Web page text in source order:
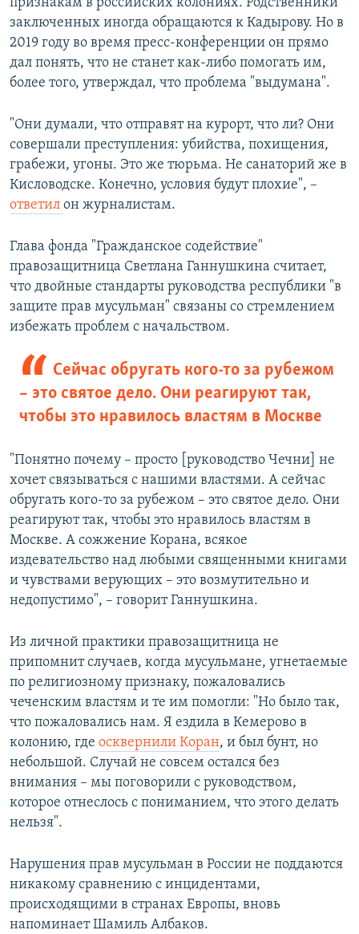
заключенных иногда обращаются к Кадырову. Но в
2019 году во время пресс-конференции он прямо
дал понять, что не станет как-либо помогать им,
более того, утверждал, что проблема "выдумана".
"Они думали, что отправят на курорт, что ли? Они
совершали преступления: убийства, похищения,
грабежи, угоны. Это же тюрьма. Не санаторий же в
Кисловодске. Конечно, условия будут плохие", –
ответил он журналистам.
Глава фонда "Гражданское содействие"
правозащитница Светлана Ганнушкина считает,
что двойные стандарты руководства республики "в
защите прав мусульман" связаны со стремлением
избежать проблем с начальством.
Сейчас обругать кого-то за рубежом
– это святое дело. Они реагируют так,
чтобы это нравилось властям в Москве
"Понятно почему – просто [​руководство Чечни] не
хочет связываться с нашими властями. А сейчас
обругать кого-то за рубежом – это святое дело. Они
реагируют так, чтобы это нравилось властям в
Москве. А сожжение Корана, всякое
издевательство над любыми священными книгами
и чувствами верующих – это возмутительно и
недопустимо", – говорит Ганнушкина.
Из личной практики правозащитница не
припомнит случаев, когда мусульмане, угнетаемые
по религиозному признаку, пожаловались
чеченским властям и те им помогли: "Но было так,
что пожаловались нам. Я ездила в Кемерово в
колонию, где осквернили Коран, и был бунт, но
небольшой. Случай не совсем остался без
внимания – мы поговорили с руководством,
которое отнеслось с пониманием, что этого делать
нельзя".
Нарушения прав мусульман в России не поддаются
никакому сравнению с инцидентами,
происходящими в странах Европы, вновь
напоминает Шамиль Албаков.